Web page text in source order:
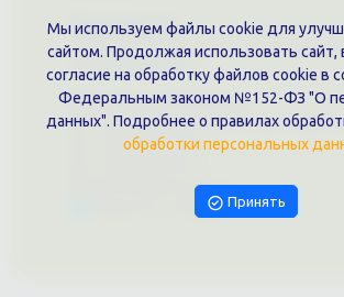
Документы
Политика обработки персональных
Публичная оферта
Контакты филиала
г. Краснодар, ул. Шоссе Нефтяников,
+7 (861)202-09-02
9457070@krd-print.ru
Написать в Telegram
Мы используем файлы cookie для
сайтом. Продолжая использовать сайт,
согласие на обработку файлов cookie в
Федеральным законом №152-ФЗ "О
данных". Подробнее о правилах
обработки персональных
Принять